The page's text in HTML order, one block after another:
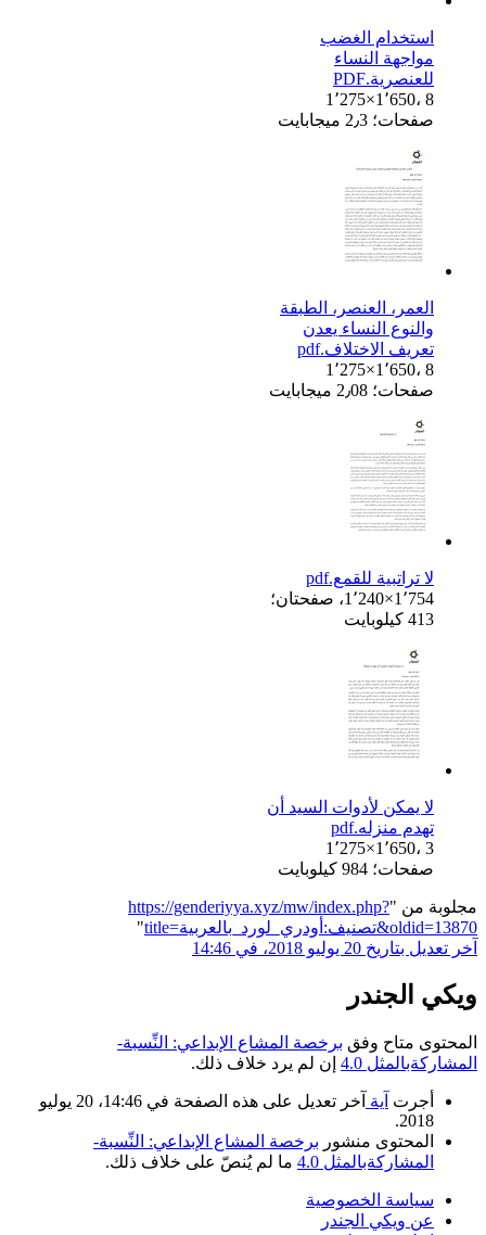
استخدام الغضب
مواجهة النساء
للعنصرية.PDF
1٬275×1٬650، 8
صفحات؛ 2٫3 ميجابايت
العمر، العنصر، الطبقة
والنوع النساء يعدن
تعريف الاختلاف.pdf
1٬275×1٬650، 8
صفحات؛ 2٫08 ميجابايت
لا تراتبية للقمع.pdf
1٬240×1٬754، صفحتان؛
413 كيلوبايت
لا يمكن لأدوات السيد أن
تهدم منزله.pdf
1٬275×1٬650، 3
صفحات؛ 984 كيلوبايت
مجلوبة من "https://genderiyya.xyz/mw/index.php?
title=تصنيف:أودري_لورد_بالعربية&oldid=13870
"
آخر تعديل بتاريخ 20 يوليو 2018، في 14:46
ويكي الجندر
المحتوى متاح وفق برخصة المشاع الإبداعي: النِّسبة-
المشاركةبالمثل 4.0
إن لم يرد خلاف ذلك.
أجرت آية
آخر تعديل على هذه الصفحة في 14:46، 20 يوليو
2018.
المحتوى منشور برخصة المشاع الإبداعي: النِّسبة-
المشاركةبالمثل 4.0
ما لم يُنصّ على خلاف ذلك.
سياسة الخصوصية
عن ويكي الجندر